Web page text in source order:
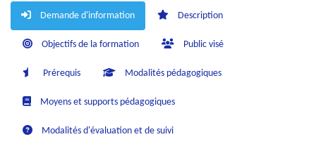
Demande d'information Description
Objectifs de la formation Public visé
Prérequis Modalités pédagogiques
Moyens et supports pédagogiques
Modalités d'évaluation et de suivi